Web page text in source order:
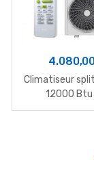
Climatiseur
12000 Btu